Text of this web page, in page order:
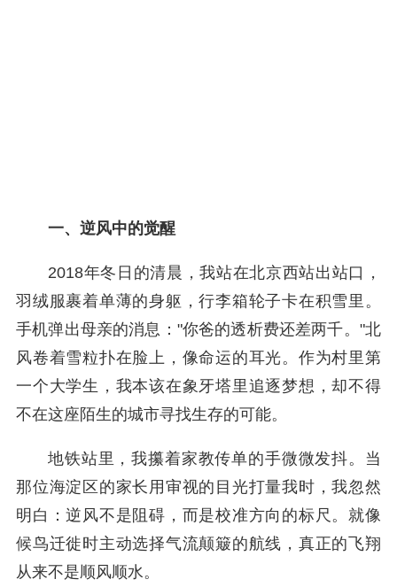
一、逆风中的觉醒
2018年冬日的清晨，我站在北京西站出站口，
羽绒服裹着单薄的身躯，行李箱轮子卡在积雪里。
手机弹出母亲的消息："你爸的透析费还差两千。"北
风卷着雪粒扑在脸上，像命运的耳光。作为村里第
一个大学生，我本该在象牙塔里追逐梦想，却不得
不在这座陌生的城市寻找生存的可能。
地铁站里，我攥着家教传单的手微微发抖。当
那位海淀区的家长用审视的目光打量我时，我忽然
明白：逆风不是阻碍，而是校准方向的标尺。就像
候鸟迁徙时主动选择气流颠簸的航线，真正的飞翔
从来不是顺风顺水。